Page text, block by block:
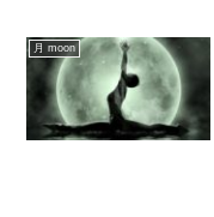
月 moon